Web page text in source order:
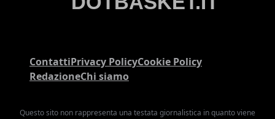
ContattiPrivacy PolicyCookie Policy
RedazioneChi siamo
Questo sito non rappresenta una testata giornalistica in quanto viene